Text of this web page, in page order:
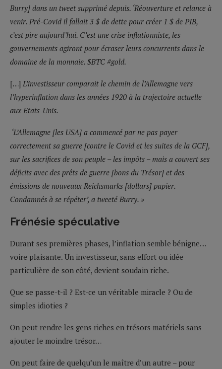
Burry] dans un tweet supprimé depuis. ‘Réouverture et relance à
venir. Pré-Covid il fallait 3 $ de dette pour créer 1 $ de PIB,
c’est pire aujourd’hui. C’est une crise inflationniste, les
gouvernements agiront pour écraser leurs concurrents dans le
domaine de la monnaie. $BTC #gold.
[…] L’investisseur comparait le chemin de l’Allemagne vers
l’hyperinflation dans les années 1920 à la trajectoire actuelle
aux Etats-Unis.
‘L’Allemagne [les USA] a commencé par ne pas payer
correctement sa guerre [contre le Covid et les suites de la GCF],
sur les sacrifices de son peuple – les impôts – mais a couvert ses
déficits avec des prêts de guerre [bons du Trésor] et des
émissions de nouveaux Reichsmarks [dollars] papier.
Condamnés à se répéter’, a tweeté Burry. »
Frénésie spéculative
Durant ses premières phases, l’inflation semble bénigne…
voire plaisante. Un investisseur, sans effort ou idée
particulière de son côté, devient soudain riche.
Que se passe-t-il ? Est-ce un véritable miracle ? Ou de
simples idioties ?
On peut rendre les gens riches en trésors matériels sans
ajouter le moindre trésor…
On peut faire de quelqu’un le maître d’un autre – pour